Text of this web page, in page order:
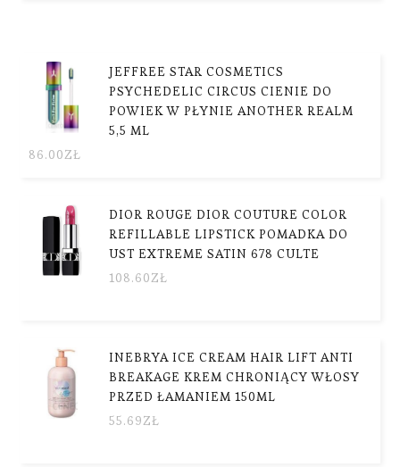
JEFFREE STAR COSMETICS
PSYCHEDELIC CIRCUS CIENIE DO
POWIEK W PŁYNIE ANOTHER REALM
5,5 ML
86.00ZŁ
DIOR ROUGE DIOR COUTURE COLOR
REFILLABLE LIPSTICK POMADKA DO
UST EXTREME SATIN 678 CULTE
108.60ZŁ
INEBRYA ICE CREAM HAIR LIFT ANTI
BREAKAGE KREM CHRONIĄCY WŁOSY
PRZED ŁAMANIEM 150ML
55.69ZŁ